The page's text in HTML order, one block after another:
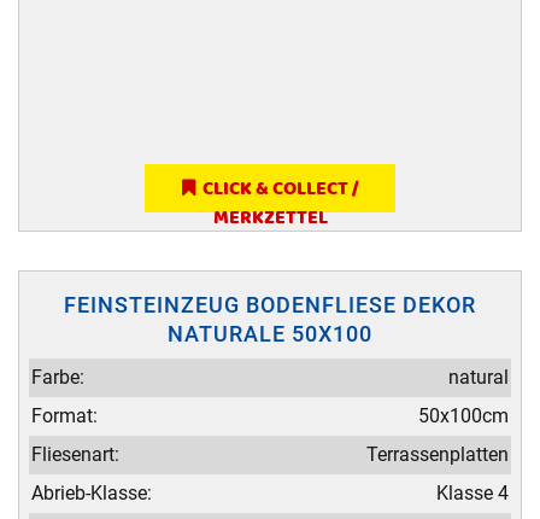
CLICK & COLLECT /
MERKZETTEL
FEINSTEINZEUG BODENFLIESE DEKOR
NATURALE 50X100
Farbe:
natural
Format:
50x100cm
Fliesenart:
Terrassenplatten
Abrieb-Klasse:
Klasse 4